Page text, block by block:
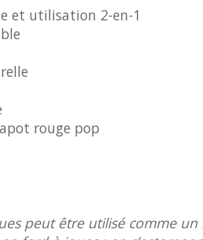
et utilisation 2-en-1
rouge pop
peut être utilisé comme